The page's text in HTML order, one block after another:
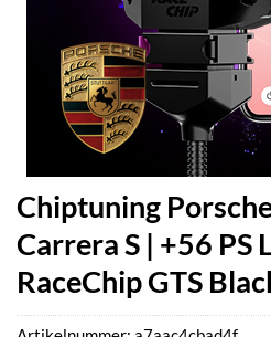
Chiptuning
Carrera S | +56 PS
RaceChip GTS